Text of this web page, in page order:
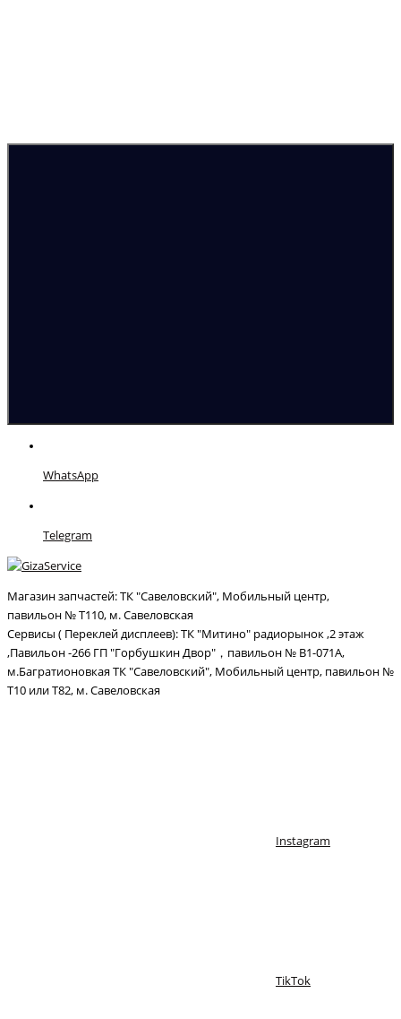
WhatsApp
Telegram
Магазин запчастей: ТК "Савеловский", Мобильный центр,
павильон № Т110, м. Савеловская
Сервисы ( Переклей дисплеев): ТК "Митино" радиорынок ,2 этаж
,Павильон -266 ГП "Горбушкин Двор"，павильон № В1-071А,
м.Багратионовкая ТК "Савеловский", Мобильный центр, павильон №
Т10 или Т82, м. Савеловская
Instagram
TikTok